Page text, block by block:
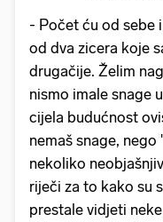
- Počet ću od sebe
od dva zicera koje
drugačije. Želim
nismo imale snage
cijela budućnost
nemaš snage,
nekoliko
riječi za to kako su
prestale vidjeti